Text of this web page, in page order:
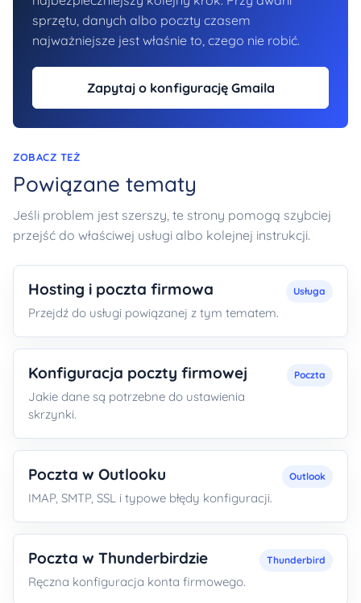
sprzętu, danych albo poczty czasem
najważniejsze jest właśnie to, czego nie robić.
Zapytaj o konfigurację Gmaila
ZOBACZ TEŻ
Powiązane tematy
Jeśli problem jest szerszy, te strony pomogą szybciej
przejść do właściwej usługi albo kolejnej instrukcji.
Hosting i poczta firmowa
Przejdź do usługi powiązanej z tym tematem.
Usługa
Konfiguracja poczty firmowej
Jakie dane są potrzebne do ustawienia
skrzynki.
Poczta
Poczta w Outlooku
IMAP, SMTP, SSL i typowe błędy konfiguracji.
Outlook
Poczta w Thunderbirdzie
Ręczna konfiguracja konta firmowego.
Thunderbird